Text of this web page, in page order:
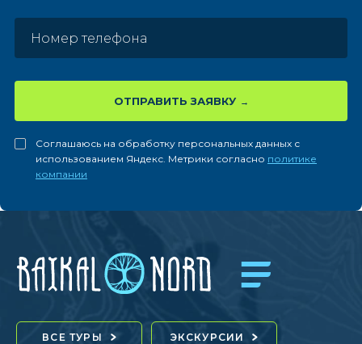
ОТПРАВИТЬ ЗАЯВКУ
Соглашаюсь на обработку персональных данных с
использованием Яндекс. Метрики согласно политике
компании
ВСЕ ТУРЫ ЭКСКУРСИИ